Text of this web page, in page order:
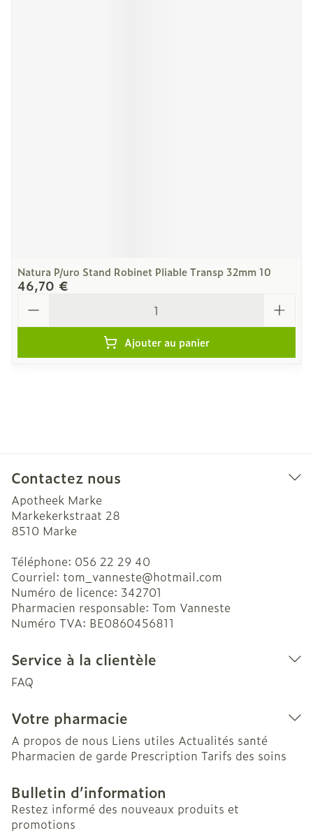
Natura P/uro Stand Robinet Pliable Transp 32mm 10
46,70 €
Ajouter au panier
Contactez nous
Apotheek Marke
Markekerkstraat 28
8510 Marke
Téléphone: 056 22 29 40
Courriel: tom_vanneste@hotmail.com
Numéro de licence: 342701
Pharmacien responsable: Tom Vanneste
Numéro TVA: BE0860456811
Service à la clientèle
FAQ
Votre pharmacie
A propos de nous Liens utiles Actualités santé
Pharmacien de garde Prescription Tarifs des soins
Bulletin d’information
Restez informé des nouveaux produits et
promotions